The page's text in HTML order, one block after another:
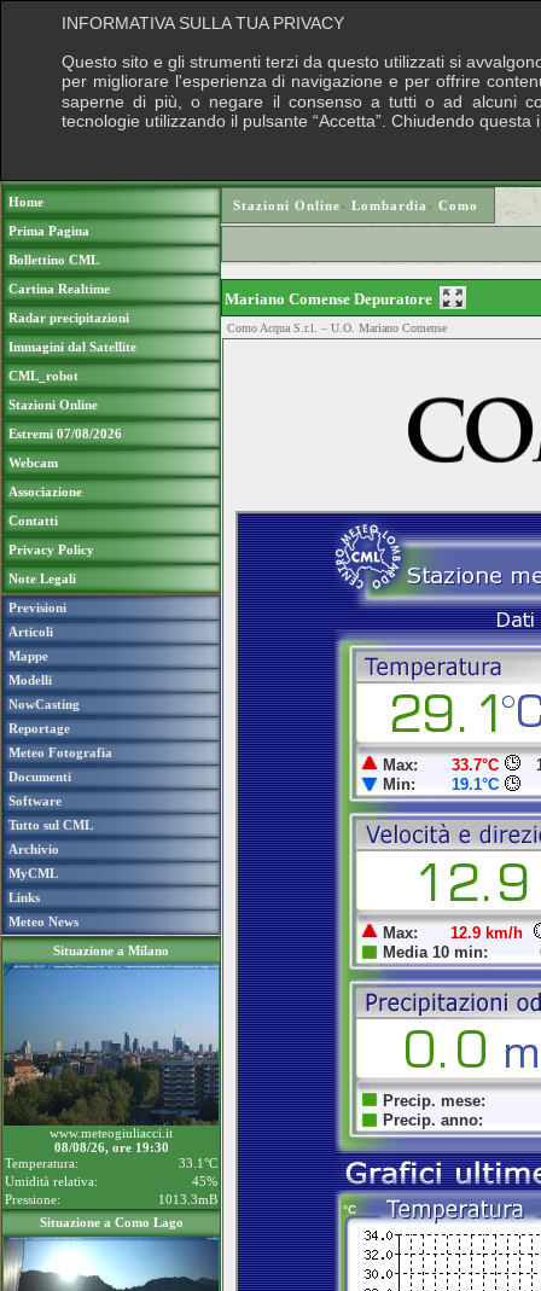
Home
Prima Pagina
Bollettino CML
Cartina Realtime
Radar precipitazioni
Immagini dal Satellite
CML_robot
Stazioni Online
Estremi 07/08/2026
Webcam
Associazione
Contatti
Privacy Policy
Note Legali
Previsioni
Articoli
Mappe
Modelli
NowCasting
Reportage
Meteo Fotografia
Documenti
Software
Tutto sul CML
Archivio
MyCML
Links
Meteo News
Situazione a Milano
www.meteogiuliacci.it
08/08/26, ore 19:30
Temperatura:
33.1°C
Umidità relativa:
45%
Pressione:
1013.3mB
Situazione a Como Lago
Stazioni Online› Lombardia › Como
Mariano Comense Depuratore
Como Acqua S.r.l. – U.O. Mariano Comense
INFORMATIVA SULLA TUA PRIVACY
Questo sito e gli strumenti terzi da questo utilizzati si
per migliorare l'esperienza di navigazione e per offrire
saperne di più, o negare il consenso a tutti o ad alcuni
tecnologie utilizzando il pulsante “Accetta”. Chiudendo